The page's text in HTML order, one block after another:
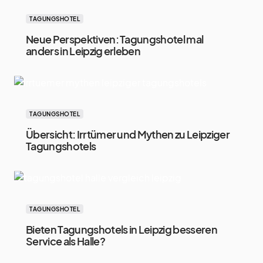
TAGUNGSHOTEL
Neue Perspektiven: Tagungshotel mal
anders in Leipzig erleben
TAGUNGSHOTEL
Übersicht: Irrtümer und Mythen zu Leipziger
Tagungshotels
TAGUNGSHOTEL
Bieten Tagungshotels in Leipzig besseren
Service als Halle?